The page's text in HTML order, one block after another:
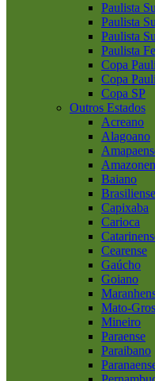
Paulista
Paulista
Paulista
Paulista
Copa
Copa
Copa SP
Outros Estados
Acreano
Alagoano
Baiano
Brasiliense
Capixaba
Carioca
Cearense
Gaúcho
Goiano
Mato-
Mineiro
Paraense
Paraibano